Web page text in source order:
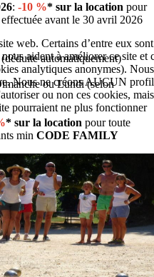
: -10 %* sur la location pour
avant le 30 avril 2026
automatiquement)
ou Lundi (selon
* sur la location pour toute
min CODE FAMILY
web. Certains d’entre eux
aident à améliorer ce site et
analytiques anonymes).
Nous ne créons AUCUN profil
ou non ces cookies,
pourraient ne plus fonctionner